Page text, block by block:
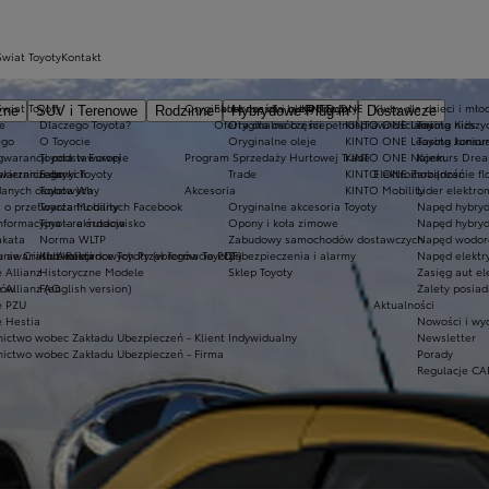
SUV i Terenowe Rodzinne Hybrydowe Plug-in
Dostawcze
Ekobonus dla hybryd Toyoty
Oferta dla osób z niepełnosprawnościami
KINTO ONE
KINTO ONE Leasing
KINTO ONE Leasing
KINTO ONE Najem
KINTO ONE Zarządzanie
KINTO Mobility
podstawowej
awarii lub kolizji
Oryginalne części i oleje Toyoty
Oryginalne części
Oryginalne oleje
Program Sprzedaży Hurtowej Trade
Trade
Akcesoria
Oryginalne akcesoria Toyoty
Opony i koła zimowe
Zabudowy samochodów dostawczych
Zabezpieczenia i alarmy
Sklep Toyoty
danych
osobowych
o przetwarzaniu danych Facebook
- rekrutacja
Crash Assistance Toyoty (w formacie PDF)
Allianz
Allianz (english version)
PZU
Hestia
wobec Zakładu Ubezpieczeń - Klient Indywidualny
wobec Zakładu Ubezpieczeń - Firma
Toyoty
Toyoty
Dlaczego Toyota?
O Toyocie
Toyota w Europie
Fabryki Toyoty
Toyota Way
Toyota Mobility
Toyota a środowisko
Norma WLTP
Klub Rekordowych Przebiegów Toyoty
Historyczne Modele
FAQ
Kluby dla dzieci i
Toyota Kids
Toyota
Konkurs
Elektromobilność
Lider
Napęd
Napęd
Napęd
Napęd
Zasięg aut
Zalety
Aktualności
Nowości i
Newsletter
Porady
Regulacje
Kontakt